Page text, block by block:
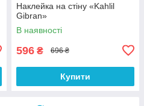
Наклейка на стіну «Kahlil
Gibran»
В наявності
596 ₴ 696 ₴
Купити